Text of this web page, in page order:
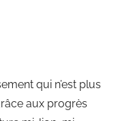
qui n’est plus
aux progrès